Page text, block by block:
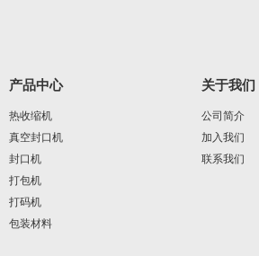
产品中心
热收缩机
真空封口机
封口机
打包机
打码机
包装材料
关于我们
公司简介
加入我们
联系我们